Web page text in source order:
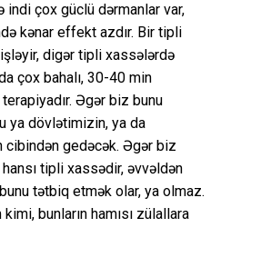
indi çox güclü dərmanlar var,
kənar effekt azdır. Bir tipli
digər tipli xassələrdə
çox bahalı, 30-40 min
Əgər biz bunu
ya dövlətimizin, ya da
cibindən gedəcək. Əgər biz
tipli xassədir, əvvəldən
tətbiq etmək olar, ya olmaz.
bunların hamısı zülallara